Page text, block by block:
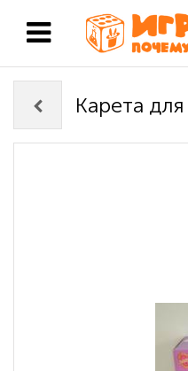
Карета